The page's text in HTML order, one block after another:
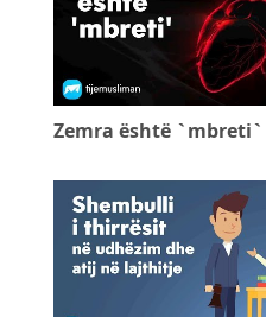
Zemra është `mbreti`